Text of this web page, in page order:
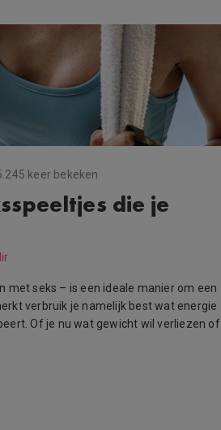
keer bekeken
die je
met seks – is een ideale manier om een
verbruik je namelijk best wat energie
Of je nu wat gewicht wil verliezen of